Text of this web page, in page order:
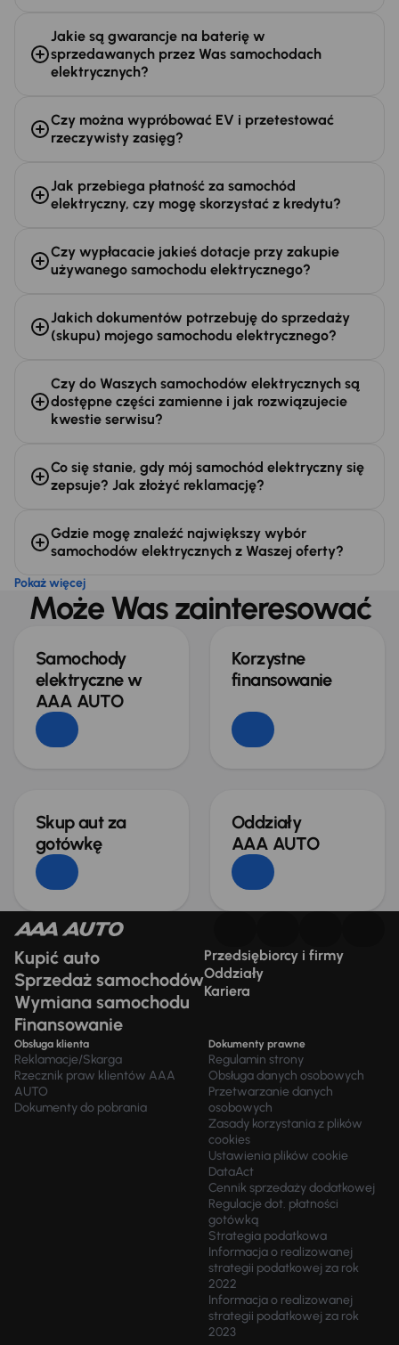
Czy można wypróbować EV i przetestować
rzeczywisty zasięg?
Czy wypłacacie jakieś dotacje przy zakupie
używanego samochodu elektrycznego?
Czy do Waszych samochodów elektrycznych są
dostępne części zamienne i jak rozwiązujecie
kwestie serwisu?
Gdzie mogę znaleźć największy wybór
samochodów elektrycznych z Waszej oferty?
Jakie są gwarancje na baterię w
sprzedawanych przez Was samochodach
elektrycznych?
Jak przebiega płatność za samochód
elektryczny, czy mogę skorzystać z kredytu?
Jakich dokumentów potrzebuję do sprzedaży
(skupu) mojego samochodu elektrycznego?
Co się stanie, gdy mój samochód elektryczny się
zepsuje? Jak złożyć reklamację?
Pokaż więcej
Może Was zainteresować
Samochody
elektryczne w
AAA AUTO
Korzystne
finansowanie
Skup aut za
gotówkę
Oddziały
AAA AUTO
Kupić auto
Sprzedaż samochodów
Wymiana samochodu
Finansowanie
Przedsiębiorcy i firmy
Oddziały
Kariera
Obsługa klienta
Reklamacje/Skarga
Rzecznik praw klientów AAA
AUTO
Dokumenty do pobrania
Dokumenty prawne
Regulamin strony
Obsługa danych osobowych
Przetwarzanie danych
osobowych
Zasady korzystania z plików
cookies
Ustawienia plików cookie
DataAct
Cennik sprzedaży dodatkowej
Regulacje dot. płatności
gotówką
Strategia podatkowa
Informacja o realizowanej
strategii podatkowej za rok
2022
Informacja o realizowanej
strategii podatkowej za rok
2023